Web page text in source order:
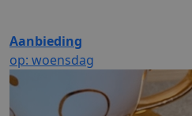
Aanbieding
op: woensdag